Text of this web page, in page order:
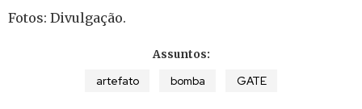
Fotos: Divulgação.
Assuntos:
artefato bomba GATE